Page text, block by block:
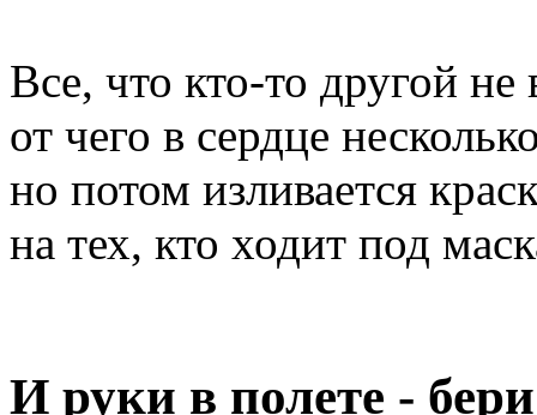
Все, что кто-то другой не
от чего в сердце
но потом изливается
на тех, кто ходит под
И руки в полете - бери